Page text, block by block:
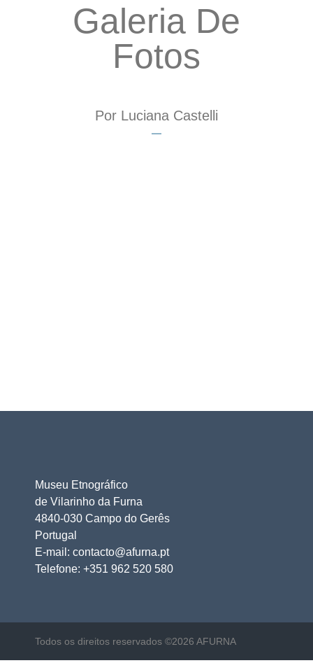
Galeria De
Fotos
Por Luciana Castelli
Museu Etnográfico
de Vilarinho da Furna
4840-030 Campo do Gerês
Portugal
E-mail: contacto@afurna.pt
Telefone: +351 962 520 580
Todos os direitos reservados ©2026 AFURNA